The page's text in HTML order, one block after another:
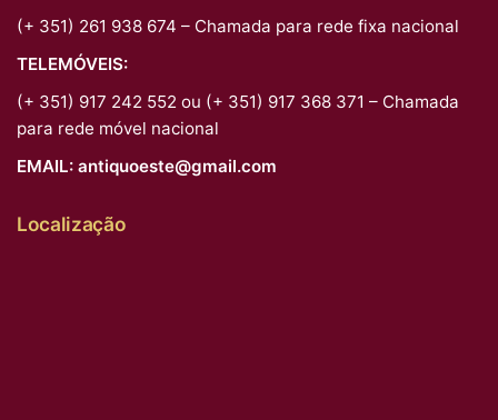
(+ 351) 261 938 674 – Chamada para rede fixa nacional
TELEMÓVEIS:
(+ 351) 917 242 552 ou (+ 351) 917 368 371 – Chamada
para rede móvel nacional
EMAIL: antiquoeste@gmail.com
Localização